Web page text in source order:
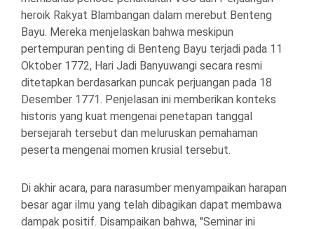
heroik Rakyat Blambangan dalam merebut Benteng
Bayu. Mereka menjelaskan bahwa meskipun
pertempuran penting di Benteng Bayu terjadi pada 11
Oktober 1772, Hari Jadi Banyuwangi secara resmi
ditetapkan berdasarkan puncak perjuangan pada 18
Desember 1771. Penjelasan ini memberikan konteks
historis yang kuat mengenai penetapan tanggal
bersejarah tersebut dan meluruskan pemahaman
peserta mengenai momen krusial tersebut.
Di akhir acara, para narasumber menyampaikan harapan
besar agar ilmu yang telah dibagikan dapat membawa
dampak positif. Disampaikan bahwa, "Seminar ini